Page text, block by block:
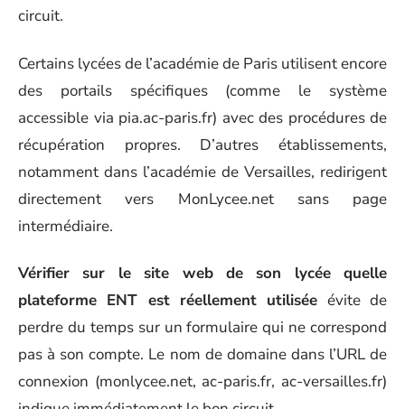
circuit.
Certains lycées de l’académie de Paris utilisent encore
des portails spécifiques (comme le système
accessible via pia.ac-paris.fr) avec des procédures de
récupération propres. D’autres établissements,
notamment dans l’académie de Versailles, redirigent
directement vers MonLycee.net sans page
intermédiaire.
Vérifier sur le site web de son lycée quelle
plateforme ENT est réellement utilisée évite de
perdre du temps sur un formulaire qui ne correspond
pas à son compte. Le nom de domaine dans l’URL de
connexion (monlycee.net, ac-paris.fr, ac-versailles.fr)